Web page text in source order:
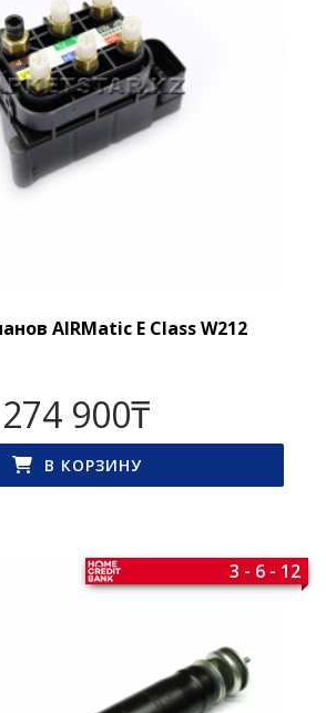
AIRMatic E Class W212
274 900₸
В КОРЗИНУ
3 - 6 - 12